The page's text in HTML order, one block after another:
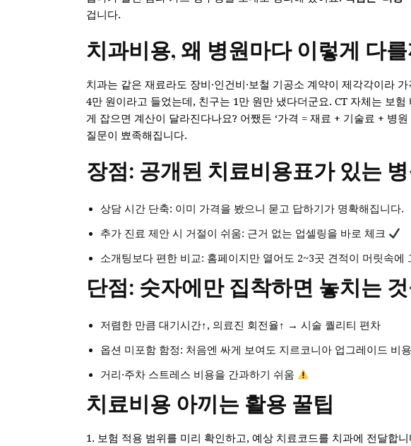
겁니다.
치과비용, 왜 병원마다 이렇게 다
치과는 같은 재료라도 장비·인건비·보철 기공소 계약이 제각각이라
4만 원이라고 들었는데, 친구는 1만 원만 냈다더군요. CT 자체는 보
게 잡으면 계산이 달라진다나요? 어쨌든 ‘가격 = 재료 + 기술료 + 병
질문이 뾰족해집니다.
장점: 공개된 치료비용표가 있는
상담 시간 단축: 이미 가격을 봤으니 묻고 답하기가 명확해집니다.
추가 진료 제안 시 거절이 쉬움: 근거 없는 업셀링을 바로 체크
소개팅보다 편한 비교: 홈페이지만 열어도 2~3곳 견적이 머릿속에
단점: 숫자에만 집착하면 놓치는
저렴한 만큼 대기시간↑, 의료진 회전율↑ → 시술 퀄리티 편차
옵션 미포함 함정: 처음엔 싸게 보여도 지르코니아 업그레이드 비
거리·주차 스트레스 비용을 간과하기 쉬움
치료비용 아끼는 활용 꿀팁
1. 보험 적용 범위를 미리 확인하고, 예상 치료코드를 치과에 전달합